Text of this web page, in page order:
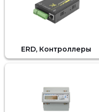
ERD, Контроллеры